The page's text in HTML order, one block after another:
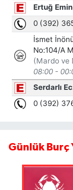
Günlük Burç